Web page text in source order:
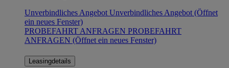
Unverbindliches Angebot Unverbindliches Angebot (Öffnet
ein neues Fenster)
PROBEFAHRT ANFRAGEN PROBEFAHRT
ANFRAGEN (Öffnet ein neues Fenster)
Leasingdetails